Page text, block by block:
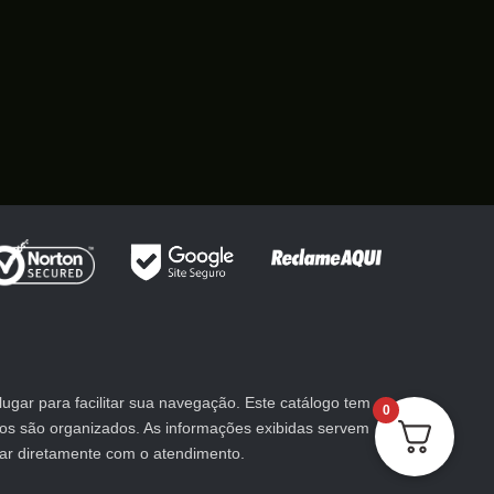
para facilitar sua navegação. Este catálogo tem
são organizados. As informações exibidas servem
diretamente com o atendimento.
0